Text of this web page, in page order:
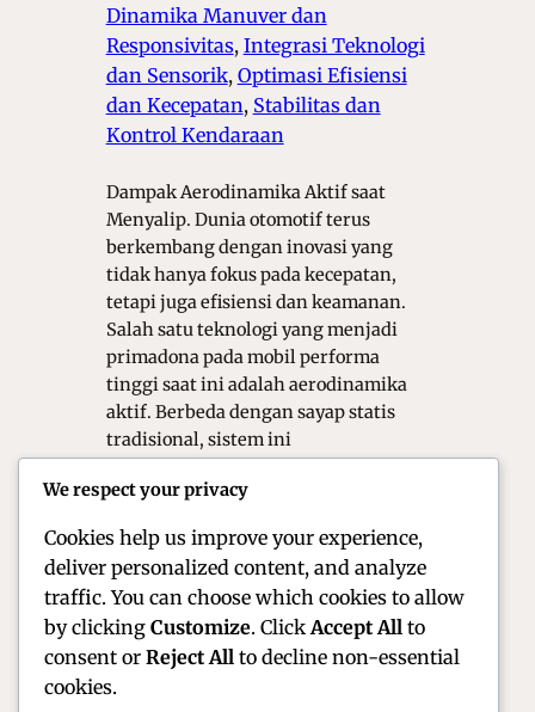
Dinamika Manuver dan
Responsivitas, Integrasi Teknologi
dan Sensorik, Optimasi Efisiensi
dan Kecepatan, Stabilitas dan
Kontrol Kendaraan
Dampak Aerodinamika Aktif saat
Menyalip. Dunia otomotif terus
berkembang dengan inovasi yang
tidak hanya fokus pada kecepatan,
tetapi juga efisiensi dan keamanan.
Salah satu teknologi yang menjadi
primadona pada mobil performa
tinggi saat ini adalah aerodinamika
aktif. Berbeda dengan sayap statis
tradisional, sistem ini
mengubah bentuk fisik atau sudut
We respect your privacy
Cookies help us improve your experience,
deliver personalized content, and analyze
traffic. You can choose which cookies to allow
by clicking Customize. Click Accept All to
consent or Reject All to decline non-essential
cookies.